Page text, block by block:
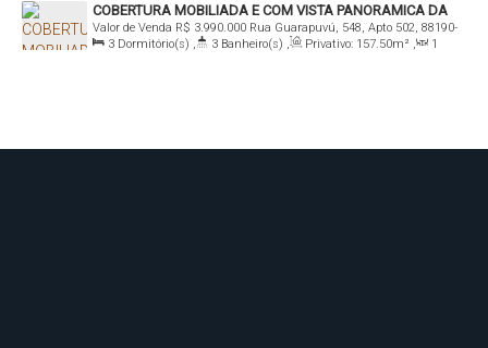
COBERTURA MOBILIADA E COM VISTA PANORAMICA DA
PRAIA GRANDE - VENDA
R$ 3.990.000
Valor de Venda
Rua Guarapuvú, 548, Apto 502, 88190-
000, Praia Grande, Governador Celso Ramos, Santa Catarina, Brasil
3 Dormitório(s) , 3 Banheiro(s) , Privativo: 157.50m² ,
1